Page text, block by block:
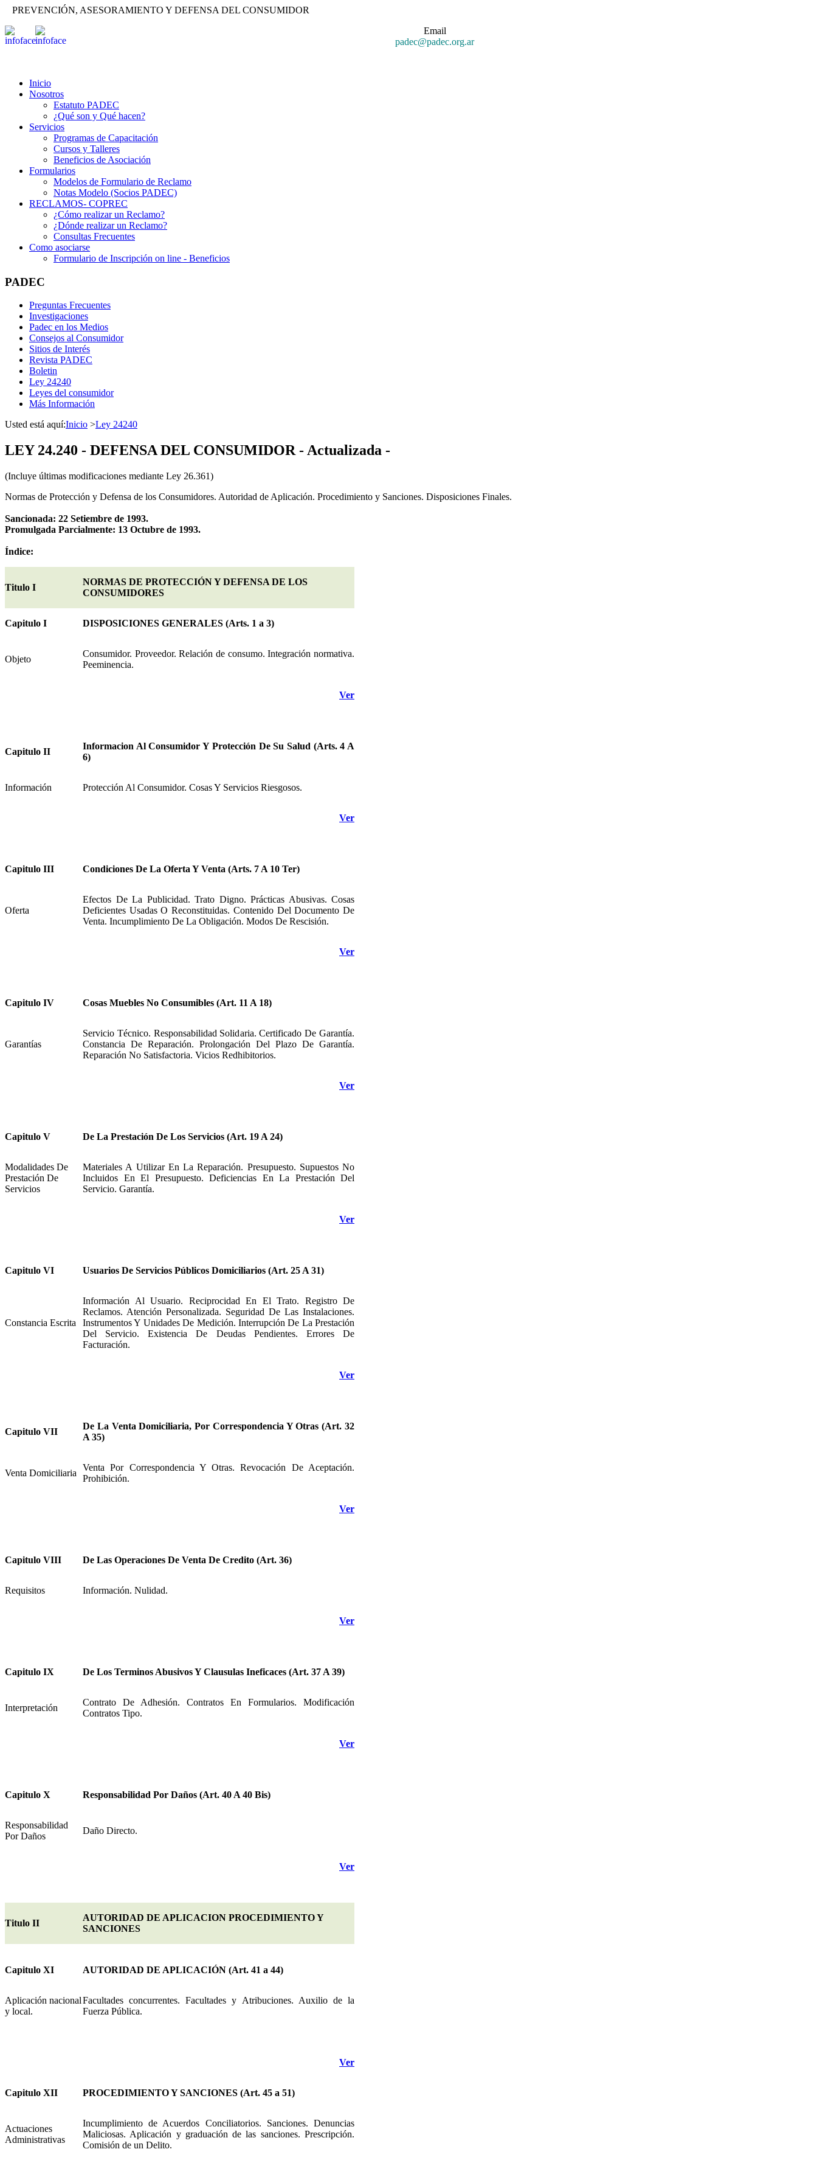
PREVENCIÓN, ASESORAMIENTO Y DEFENSA DEL CONSUMIDOR
Email
padec@padec.org.ar
Inicio
Nosotros
Estatuto PADEC
¿Qué son y Qué hacen?
Servicios
Programas de Capacitación
Cursos y Talleres
Beneficios de Asociación
Formularios
Modelos de Formulario de Reclamo
Notas Modelo (Socios PADEC)
RECLAMOS- COPREC
¿Cómo realizar un Reclamo?
¿Dónde realizar un Reclamo?
Consultas Frecuentes
Como asociarse
Formulario de Inscripción on line - Beneficios
PADEC
Preguntas Frecuentes
Investigaciones
Padec en los Medios
Consejos al Consumidor
Sitios de Interés
Revista PADEC
Boletin
Ley 24240
Leyes del consumidor
Más Información
Usted está aquí:Inicio >Ley 24240
LEY 24.240 - DEFENSA DEL CONSUMIDOR - Actualizada -
(Incluye últimas modificaciones mediante Ley 26.361)
Normas de Protección y Defensa de los Consumidores. Autoridad de Aplicación. Procedimiento y Sanciones. Disposiciones Finales.
Sancionada: 22 Setiembre de 1993.
Promulgada Parcialmente: 13 Octubre de 1993.
Índice:
Titulo I
NORMAS DE PROTECCIÓN Y DEFENSA DE LOS
CONSUMIDORES
Capitulo I DISPOSICIONES GENERALES (Arts. 1 a 3)
Objeto
Consumidor. Proveedor. Relación de consumo. Integración normativa.
Peeminencia.
Ver
Capitulo II
Informacion Al Consumidor Y Protección De Su Salud (Arts. 4 A
6)
Información Protección Al Consumidor. Cosas Y Servicios Riesgosos.
Ver
Capitulo III Condiciones De La Oferta Y Venta (Arts. 7 A 10 Ter)
Oferta
Efectos De La Publicidad. Trato Digno. Prácticas Abusivas. Cosas
Deficientes Usadas O Reconstituidas. Contenido Del Documento De
Venta. Incumplimiento De La Obligación. Modos De Rescisión.
Ver
Capitulo IV Cosas Muebles No Consumibles (Art. 11 A 18)
Garantías
Servicio Técnico. Responsabilidad Solidaria. Certificado De Garantía.
Constancia De Reparación. Prolongación Del Plazo De Garantía.
Reparación No Satisfactoria. Vicios Redhibitorios.
Ver
Capitulo V De La Prestación De Los Servicios (Art. 19 A 24)
Modalidades De
Prestación De
Servicios
Materiales A Utilizar En La Reparación. Presupuesto. Supuestos No
Incluidos En El Presupuesto. Deficiencias En La Prestación Del
Servicio. Garantía.
Ver
Capitulo VI Usuarios De Servicios Públicos Domiciliarios (Art. 25 A 31)
Constancia Escrita
Información Al Usuario. Reciprocidad En El Trato. Registro De
Reclamos. Atención Personalizada. Seguridad De Las Instalaciones.
Instrumentos Y Unidades De Medición. Interrupción De La Prestación
Del Servicio. Existencia De Deudas Pendientes. Errores De
Facturación.
Ver
Capitulo VII
De La Venta Domiciliaria, Por Correspondencia Y Otras (Art. 32
A 35)
Venta Domiciliaria
Venta Por Correspondencia Y Otras. Revocación De Aceptación.
Prohibición.
Ver
Capitulo VIII De Las Operaciones De Venta De Credito (Art. 36)
Requisitos Información. Nulidad.
Ver
Capitulo IX De Los Terminos Abusivos Y Clausulas Ineficaces (Art. 37 A 39)
Interpretación
Contrato De Adhesión. Contratos En Formularios. Modificación
Contratos Tipo.
Ver
Capitulo X Responsabilidad Por Daños (Art. 40 A 40 Bis)
Responsabilidad
Por Daños
Daño Directo.
Ver
Titulo II
AUTORIDAD DE APLICACION PROCEDIMIENTO Y
SANCIONES
Capitulo XI AUTORIDAD DE APLICACIÓN (Art. 41 a 44)
Aplicación nacional
y local.
Facultades concurrentes. Facultades y Atribuciones. Auxilio de la
Fuerza Pública.
Ver
Capitulo XII PROCEDIMIENTO Y SANCIONES (Art. 45 a 51)
Actuaciones
Administrativas
Incumplimiento de Acuerdos Conciliatorios. Sanciones. Denuncias
Maliciosas. Aplicación y graduación de las sanciones. Prescripción.
Comisión de un Delito.